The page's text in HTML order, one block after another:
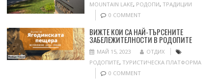
MOUNTAIN LAKE, РОДОПИ, ТРАДИЦИИ
0 COMMENT
ВИЖТЕ КОИ СА НАЙ-ТЪРСЕНИТЕ
ЗАБЕЛЕЖИТЕЛНОСТИ В РОДОПИТЕ
МАЙ 15, 2023
ОТДИХ
РОДОПИТЕ, ТУРИСТИЧЕСКА ПЛАТФОРМА
0 COMMENT